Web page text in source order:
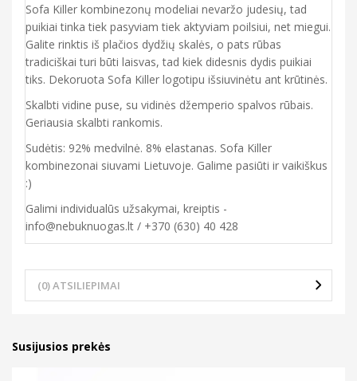
Sofa Killer kombinezonų modeliai nevaržo judesių, tad
puikiai tinka tiek pasyviam tiek aktyviam poilsiui, net miegui.
Galite rinktis iš plačios dydžių skalės, o pats rūbas
tradiciškai turi būti laisvas, tad kiek didesnis dydis puikiai
tiks. Dekoruota Sofa Killer logotipu išsiuvinėtu ant krūtinės.
Skalbti vidine puse, su vidinės džemperio spalvos rūbais.
Geriausia skalbti rankomis.
Sudėtis: 92% medvilnė. 8% elastanas. Sofa Killer
kombinezonai siuvami Lietuvoje. Galime pasiūti ir vaikiškus
:)
Galimi individualūs užsakymai, kreiptis -
info@nebuknuogas.lt / +370 (630) 40 428
(0) ATSILIEPIMAI
Susijusios prekės